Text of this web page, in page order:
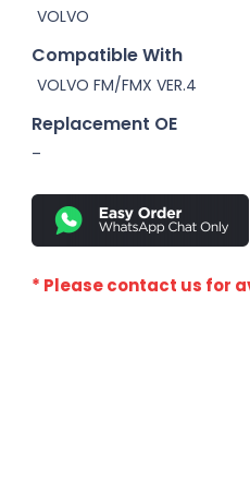
VOLVO
Compatible With
VOLVO FM/FMX VER.4
Replacement OE
–
* Please contact us for